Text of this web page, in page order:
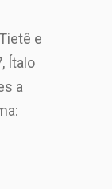
e
Ítalo
a